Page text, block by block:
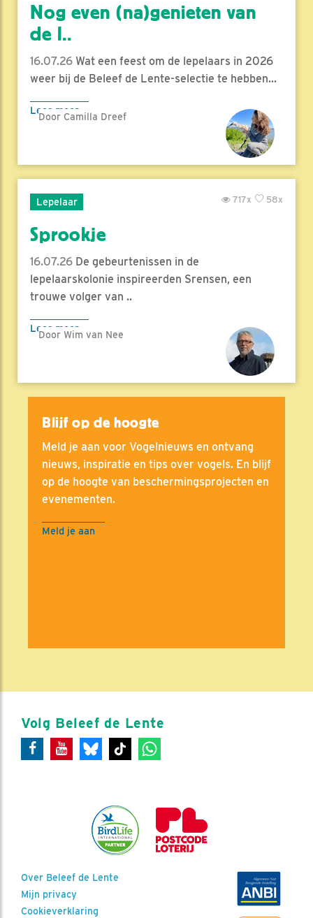
Nog even (na)genieten van
de l..
16.07.26 Wat een feest om de lepelaars in 2026
weer bij de Beleef de Lente-selectie te hebben...
Lees meer
Door Camilla Dreef
Lepelaar 58x
717x
Sprookje
16.07.26 De gebeurtenissen in de
lepelaarskolonie inspireerden Srensen, een
trouwe volger van ..
Lees meer
Door Wim van Nee
Blijf op de hoogte
Meld je aan voor Vogelnieuws en ontvang
nieuws, inspiratie en tips over vogels. En blijf
op de hoogte van beschermingsprojecten en
evenementen.
Meld je aan
Volg Beleef de Lente
Over Beleef de Lente
Mijn privacy
Cookieverklaring